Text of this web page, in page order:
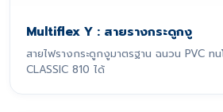
Multiflex Y : สายรางกระดูกงู
สายไฟรางกระดูกงูมาตรฐาน ฉนวน PVC ท
CLASSIC 810 ได้